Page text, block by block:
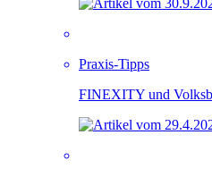
Praxis-Tipps
FINEXITY und